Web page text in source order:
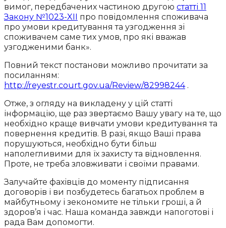
вимог, передбачених частиною другою статті 11
Закону №1023-XII про повідомлення споживача
про умови кредитування та узгодження зі
споживачем саме тих умов, про які вважав
узгодженими банк».
Повний текст постанови можливо прочитати за
посиланням:
http://reyestr.court.gov.ua/Review/82998244.
Отже, з огляду на викладену у цій статті
інформацію, ще раз звертаємо Вашу увагу на те, що
необхідно краще вивчати умови кредитування та
повернення кредитів. В разі, якщо Ваші права
порушуються, необхідно бути більш
наполегливими для їх захисту та відновлення.
Проте, не треба зловживати і своїми правами.
Залучайте фахівців до моменту підписання
договорів і ви позбудетесь багатьох проблем в
майбутньому і зекономите не тільки гроші, а й
здоров’я і час. Наша команда завжди напоготові і
рада Вам допомогти.